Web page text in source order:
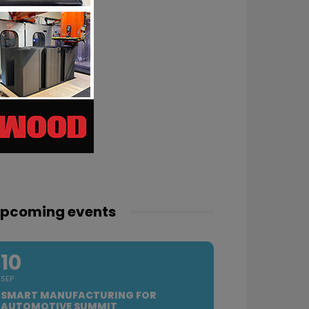
events
10
SEP
SMART MANUFACTURING FOR
AUTOMOTIVE SUMMIT